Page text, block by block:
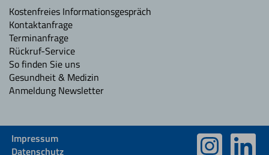
Kostenfreies Informationsgespräch
Kontaktanfrage
Terminanfrage
Rückruf-Service
So finden Sie uns
Gesundheit & Medizin
Anmeldung Newsletter
Impressum
Datenschutz